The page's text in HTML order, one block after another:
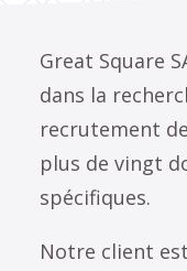
Great Square
dans la
recrutement
plus de vingt
spécifiques.
Notre client